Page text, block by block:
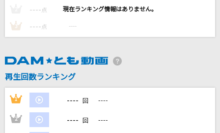
キューティーハニー(ビデオクリップバージョン)
群青
YOASOBI
---- 点 ----
3 ---- 点 ----
再生回数ランキング
1 ---- 回 ----
2 ---- 回 ----